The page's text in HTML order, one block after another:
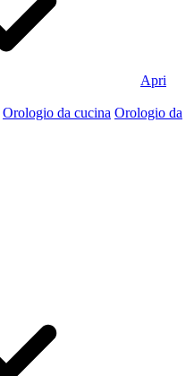
Apri
Orologio da cucina Orologio da